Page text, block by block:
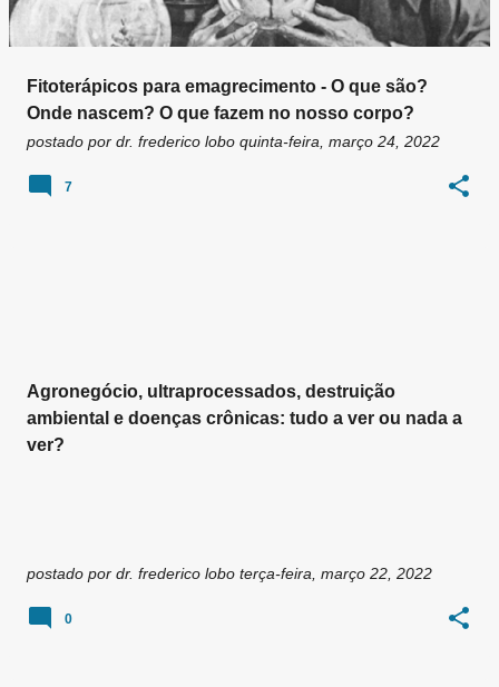
Fitoterápicos para emagrecimento - O que são?
Onde nascem? O que fazem no nosso corpo?
postado por dr. frederico lobo quinta-feira, março 24, 2022
7
Agronegócio, ultraprocessados, destruição
ambiental e doenças crônicas: tudo a ver ou nada a
ver?
postado por dr. frederico lobo terça-feira, março 22, 2022
0